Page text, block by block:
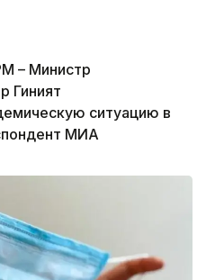
– Министр
Гиният
ситуацию в
МИА